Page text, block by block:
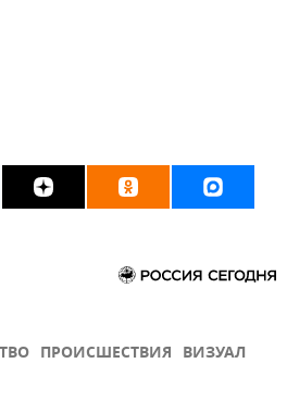
ПРОИСШЕСТВИЯ ВИЗУАЛ